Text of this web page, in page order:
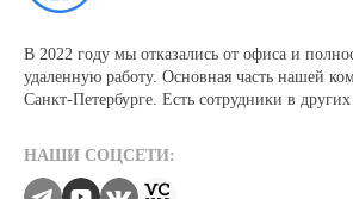
В 2022 году мы отказались от офиса и
удаленную работу. Основная часть нашей
Санкт-Петербурге. Есть сотрудники в других
НАШИ СОЦСЕТИ: